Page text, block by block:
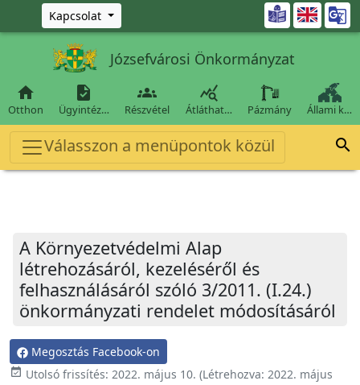
Ugrás a fő tartalomra
Kapcsolat 
Józsefvárosi Önkormányzat

Otthon

Ügyintéz…

Részvétel

Átláthat… Pázmány Állami k…
Válasszon a menüpontok közül 
A Környezetvédelmi Alap
létrehozásáról, kezeléséről és
felhasználásáról szóló 3/2011. (I.24.)
önkormányzati rendelet módosításáról
Megosztás Facebook-on
event_available Utolsó frissítés: 2022. május 10. (Létrehozva: 2022. május